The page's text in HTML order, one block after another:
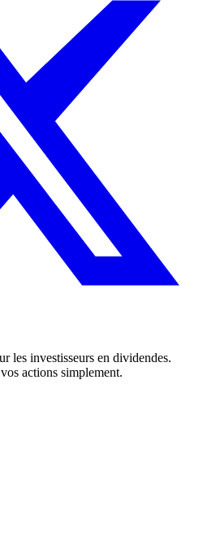
les investisseurs en dividendes.
actions simplement.